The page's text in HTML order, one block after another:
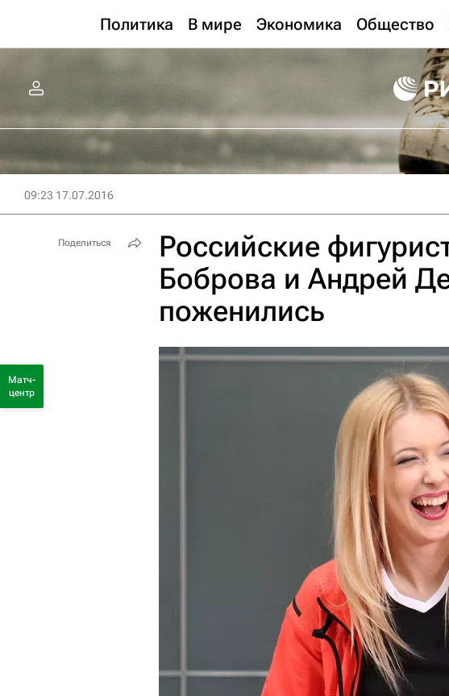
Политика В мире Экономика Общество
09:23 17.07.2016
Российские
Боброва и Андрей
поженились
Поделиться
Матч-
центр